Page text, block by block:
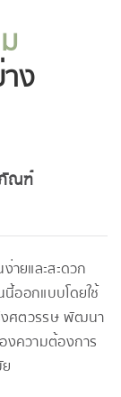
ง
ภัณฑ์
ายและสะดวก
ออกแบบโดยใช้
งศตวรรษ พัฒนา
งความต้องการ